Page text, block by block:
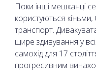
Поки інші мешканці
користуються
транспорт.
щире здивування у
самохід для 17
прогресивним